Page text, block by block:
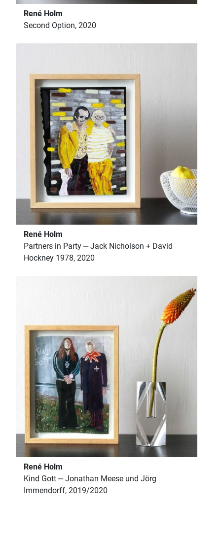
René Holm
Second Option, 2020
René Holm
Partners in Party ‒ Jack Nicholson + David
Hockney 1978, 2020
René Holm
Kind Gott ‒ Jonathan Meese und Jörg
Immendorff, 2019/2020